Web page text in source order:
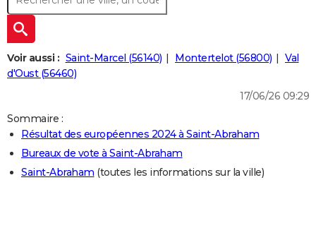
Retraite
Impôts
Epargne
Immobilier
Risques naturels par ville
Banque
Assurance
Crédit
AUTO
Essais
Réserver un essai
Citadines
Berlines
SUV
Forum auto
+
HIGH-TECH
Mobiles
Meilleur smartphone
Internet
Ordinateurs
Jeux vidéo
Guide high-tech
+
BRICOLAGE
Guides de France
Escapades
Patrimoine
Expositions
Musées
Week-end nature
LIFESTYLE
Art de vivre
Bien-être
Loisirs
Mode
Modes de vie
Voir aussi : Saint-Marcel (56140) Montertelot (56800)
Val
d'Oust (56460)
17/06/26 09:29
Sommaire :
Résultat des européennes 2024 à Saint-Abraham
Bureaux de vote à Saint-Abraham
Saint-Abraham (toutes les informations sur la ville)